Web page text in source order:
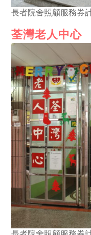
長者院舍照顧服務券
荃灣老人中心